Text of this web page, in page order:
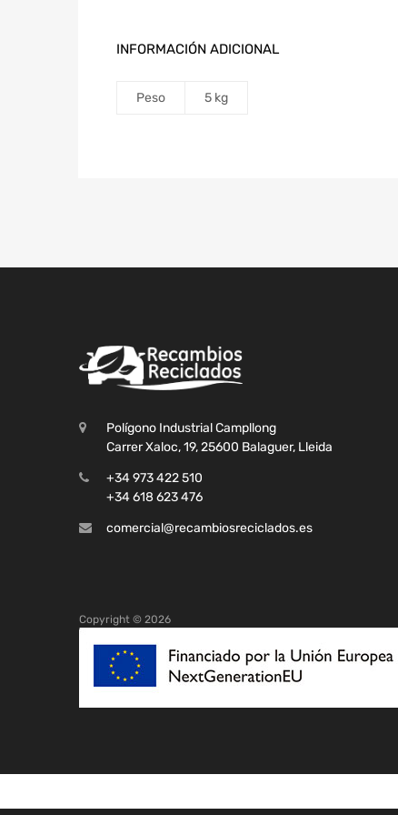
INFORMACIÓN ADICIONAL
Peso 5 kg
Polígono Industrial Campllong
Carrer Xaloc, 19, 25600 Balaguer, Lleida
+34 973 422 510
+34 618 623 476
comercial@recambiosreciclados.es
Copyright © 2026